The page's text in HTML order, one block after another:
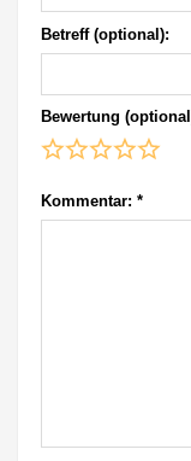
Betreff (optional):
Bewertung
Kommentar: *